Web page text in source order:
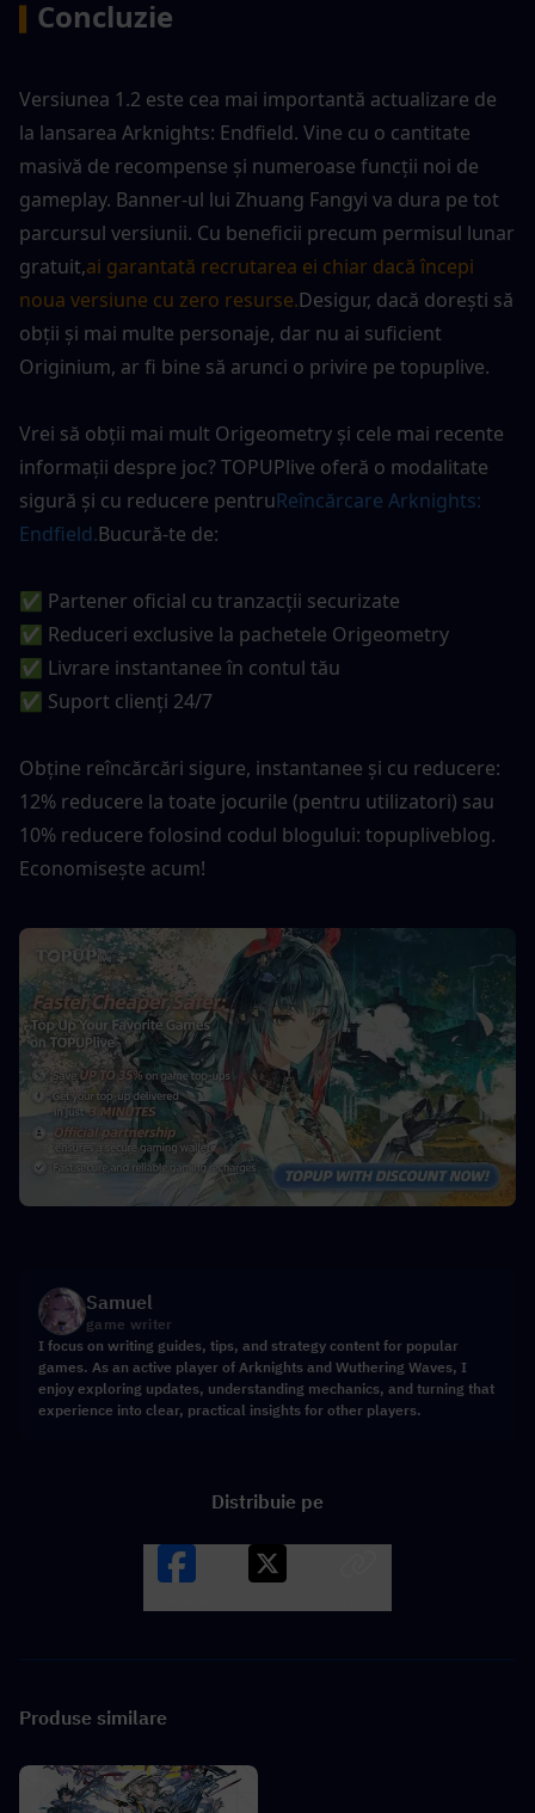
Concluzie
Versiunea 1.2 este cea mai importantă actualizare de
la lansarea Arknights: Endfield. Vine cu o cantitate
masivă de recompense și numeroase funcții noi de
gameplay. Banner-ul lui Zhuang Fangyi va dura pe tot
parcursul versiunii. Cu beneficii precum permisul lunar
gratuit,ai garantată recrutarea ei chiar dacă începi
noua versiune cu zero resurse.Desigur, dacă dorești să
obții și mai multe personaje, dar nu ai suficient
Originium, ar fi bine să arunci o privire pe topuplive.
Vrei să obții mai mult Origeometry și cele mai recente
informații despre joc? TOPUPlive oferă o modalitate
sigură și cu reducere pentruReîncărcare Arknights:
Endfield.Bucură-te de:
✅ Partener oficial cu tranzacții securizate
✅ Reduceri exclusive la pachetele Origeometry
✅ Livrare instantanee în contul tău
✅ Suport clienți 24/7
Obține reîncărcări sigure, instantanee și cu reducere:
12% reducere la toate jocurile (pentru utilizatori) sau
10% reducere folosind codul blogului: topupliveblog.
Economisește acum!
Samuel
game writer
I focus on writing guides, tips, and strategy content for popular
games. As an active player of Arknights and Wuthering Waves, I
enjoy exploring updates, understanding mechanics, and turning that
experience into clear, practical insights for other players.
Distribuie pe
Produse similare